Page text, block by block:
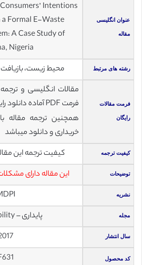
عنوان انگلیسی
مقاله
Intentions
Formal E-Waste
A Case Study of
Nigeria
رشته های مرتبط محیط زیست،
فرمت مقالات
رایگان
مقالات انگلیسی و
فرمت PDF آماده دانلود رایگان میباشند
همچنین ترجمه مقاله
خریداری و دانلود میباشد
کیفیت ترجمه کیفیت ترجمه این
توضیحات این مقاله دارای
نشریه
مجله پایداری – Sustainability
سال انتشار
کد محصول